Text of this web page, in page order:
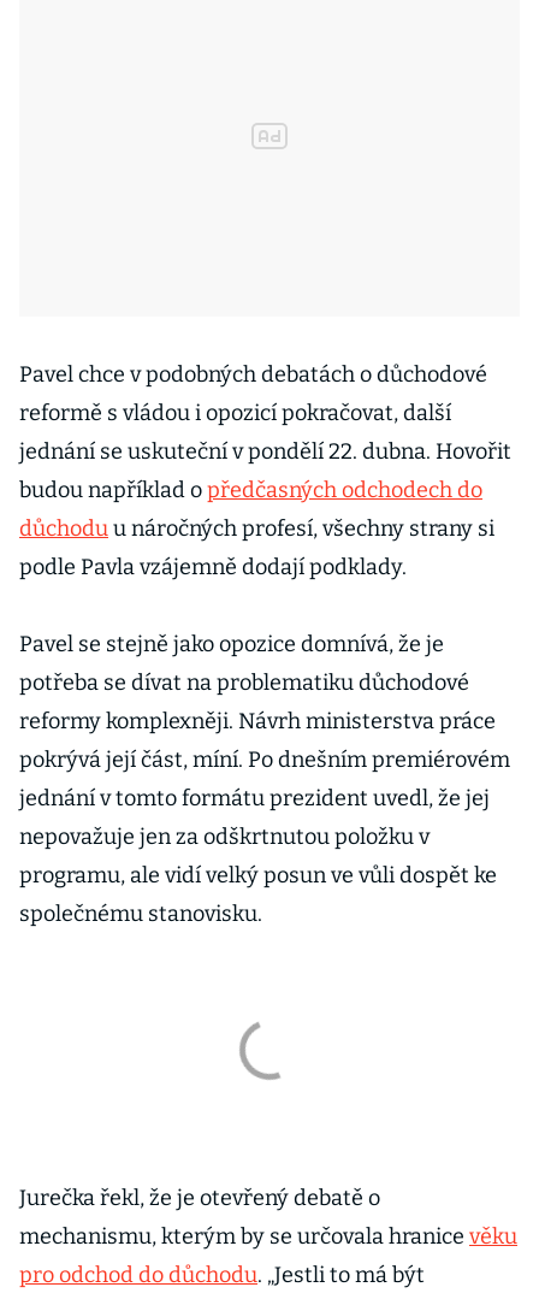
Pavel chce v podobných debatách o důchodové
reformě s vládou i opozicí pokračovat, další
jednání se uskuteční v pondělí 22. dubna. Hovořit
budou například opředčasných odchodech do
důchoduu náročných profesí, všechny strany si
podle Pavla vzájemně dodají podklady.
Pavel se stejně jako opozice domnívá, že je
potřeba se dívat na problematiku důchodové
reformy komplexněji. Návrh ministerstva práce
pokrývá její část, míní. Po dnešním premiérovém
jednání v tomto formátu prezident uvedl, že jej
nepovažuje jen za odškrtnutou položku v
programu, ale vidí velký posun ve vůli dospět ke
společnému stanovisku.
Jurečka řekl, že je otevřený debatě o
mechanismu, kterým by se určovala hranice věku
pro odchod do důchodu. „Jestli to má být